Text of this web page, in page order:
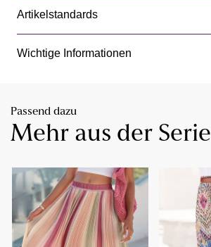
Artikelstandards
Wichtige Informationen
Passend dazu
Mehr aus der Serie